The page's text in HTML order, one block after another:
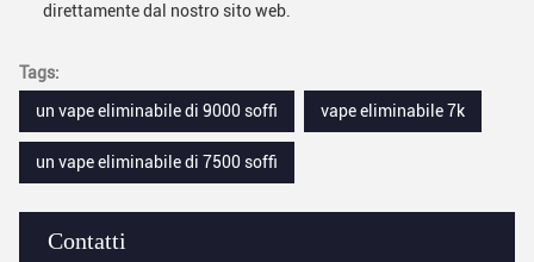
Contatti
direttamente dal nostro sito web.
Tags:
un vape eliminabile di 9000 soffi
vape eliminabile 7k
un vape eliminabile di 7500 soffi